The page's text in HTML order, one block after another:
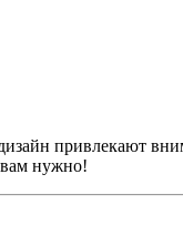
привлекают
нужно!